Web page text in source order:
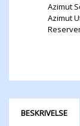
for
Azimut
Azimut
BESKRIVELSE